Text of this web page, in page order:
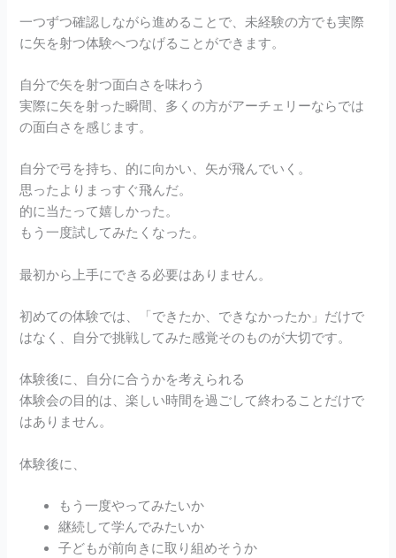
一つずつ確認しながら進めることで、未経験の方でも実際
に矢を射つ体験へつなげることができます。
自分で矢を射つ面白さを味わう
実際に矢を射った瞬間、多くの方がアーチェリーならでは
の面白さを感じます。
自分で弓を持ち、的に向かい、矢が飛んでいく。
思ったよりまっすぐ飛んだ。
的に当たって嬉しかった。
もう一度試してみたくなった。
最初から上手にできる必要はありません。
初めての体験では、「できたか、できなかったか」だけで
はなく、自分で挑戦してみた感覚そのものが大切です。
体験後に、自分に合うかを考えられる
体験会の目的は、楽しい時間を過ごして終わることだけで
はありません。
体験後に、
もう一度やってみたいか
継続して学んでみたいか
子どもが前向きに取り組めそうか